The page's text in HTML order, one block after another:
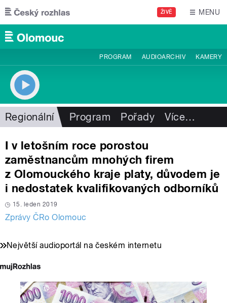
Přejít k hlavnímu obsahu
ŽIVĚ MENU
PROGRAM AUDIOARCHIV KAMERY
Regionální Program Pořady Více…
I v letošním roce porostou
zaměstnancům mnohých firem
z Olomouckého kraje platy, důvodem je
i nedostatek kvalifikovaných odborníků
15. leden 2019
Zprávy ČRo Olomouc
Největší audioportál na českém internetu